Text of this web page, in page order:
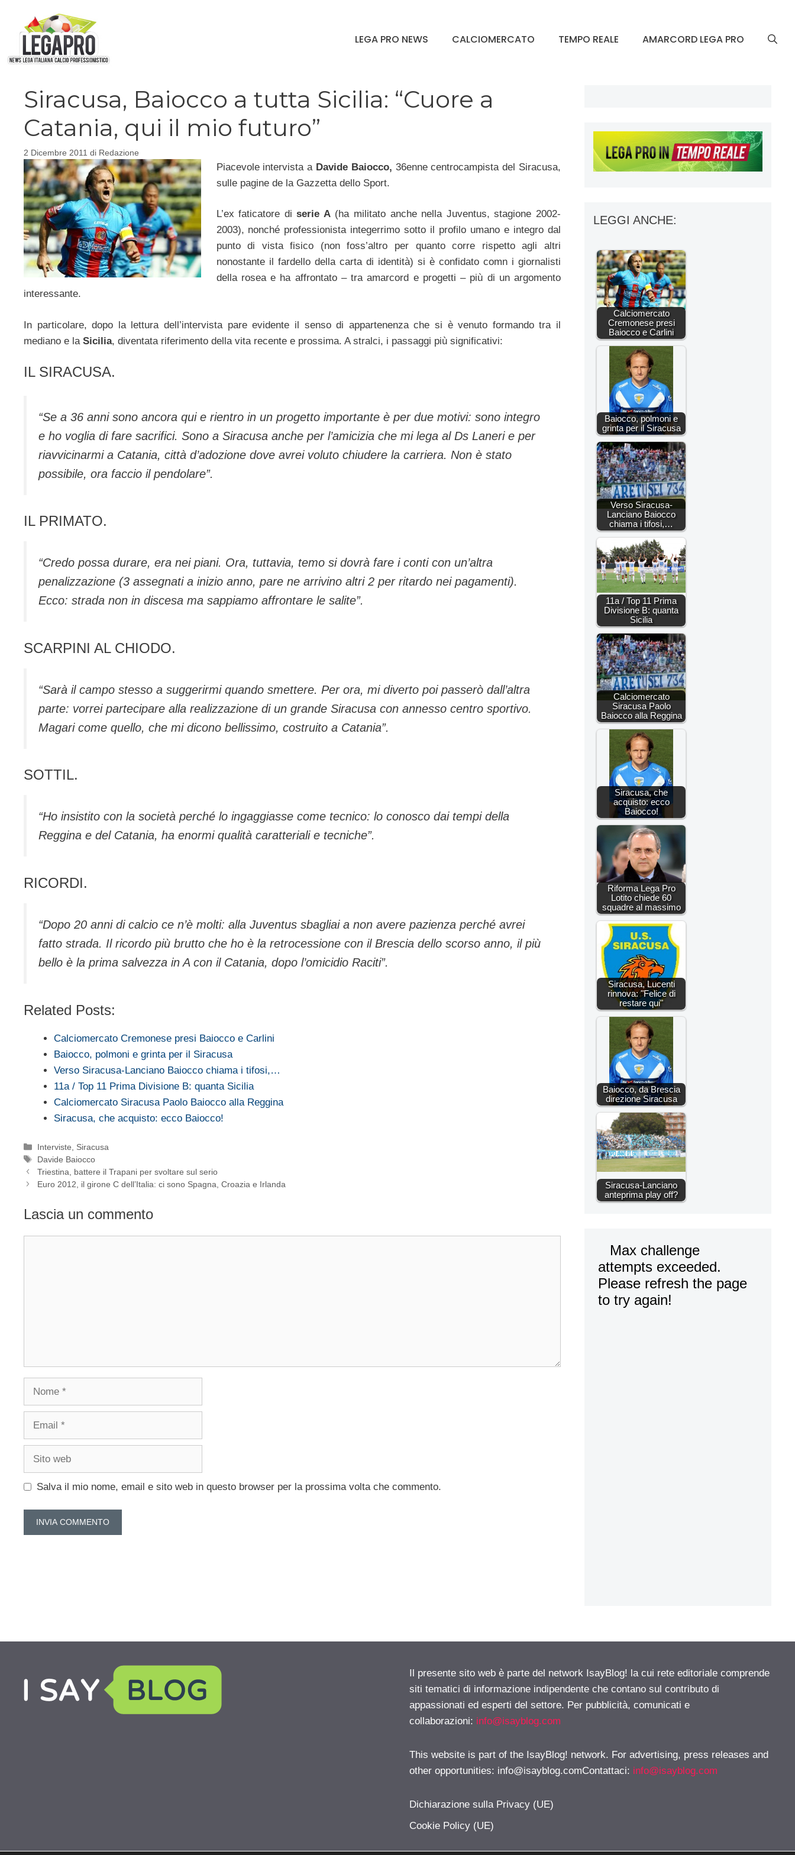
contenuto
LEGA PRO NEWS CALCIOMERCATO TEMPO REALE AMARCORD LEGA PRO
Siracusa, Baiocco a tutta Sicilia: “Cuore a
Catania, qui il mio futuro”
2 Dicembre 2011 di Redazione
Piacevole intervista a Davide Baiocco, 36enne centrocampista del Siracusa,
sulle pagine de la Gazzetta dello Sport.
L’ex faticatore diserie A(ha militato anche nella Juventus, stagione 2002-
2003), nonché professionista integerrimo sotto il profilo umano e integro dal
punto di vista fisico (non foss’altro per quanto corre rispetto agli altri
nonostante il fardello della carta di identità) si è confidato comn i giornalisti
della rosea e ha affrontato – tra amarcord e progetti – più di un argomento
interessante.
In particolare, dopo la lettura dell’intervista pare evidente il senso di appartenenza che si è venuto formando tra il
mediano e la Sicilia, diventata riferimento della vita recente e prossima. A stralci, i passaggi più significativi:
IL SIRACUSA.
“Se a 36 anni sono ancora qui e rientro in un progetto importante è per due motivi: sono integro
e ho voglia di fare sacrifici. Sono a Siracusa anche per l’amicizia che mi lega al Ds Laneri e per
riavvicinarmi a Catania, città d’adozione dove avrei voluto chiudere la carriera. Non è stato
possibile, ora faccio il pendolare”.
IL PRIMATO.
“Credo possa durare, era nei piani. Ora, tuttavia, temo si dovrà fare i conti con un’altra
penalizzazione (3 assegnati a inizio anno, pare ne arrivino altri 2 per ritardo nei pagamenti).
Ecco: strada non in discesa ma sappiamo affrontare le salite”.
SCARPINI AL CHIODO.
“Sarà il campo stesso a suggerirmi quando smettere. Per ora, mi diverto poi passerò dall’altra
parte: vorrei partecipare alla realizzazione di un grande Siracusa con annesso centro sportivo.
Magari come quello, che mi dicono bellissimo, costruito a Catania”.
SOTTIL.
“Ho insistito con la società perché lo ingaggiasse come tecnico: lo conosco dai tempi della
Reggina e del Catania, ha enormi qualità caratteriali e tecniche”.
RICORDI.
“Dopo 20 anni di calcio ce n’è molti: alla Juventus sbagliai a non avere pazienza perché avrei
fatto strada. Il ricordo più brutto che ho è la retrocessione con il Brescia dello scorso anno, il più
bello è la prima salvezza in A con il Catania, dopo l’omicidio Raciti”.
Related Posts:
Calciomercato Cremonese presi Baiocco e Carlini
Baiocco, polmoni e grinta per il Siracusa
Verso Siracusa-Lanciano Baiocco chiama i tifosi,…
11a / Top 11 Prima Divisione B: quanta Sicilia
Calciomercato Siracusa Paolo Baiocco alla Reggina
Siracusa, che acquisto: ecco Baiocco!
Categorie
Interviste
Siracusa
Tag
Davide Baiocco
Triestina, battere il Trapani per svoltare sul serio
Euro 2012, il girone C dell’Italia: ci sono Spagna, Croazia e Irlanda
Lascia un commento
Salva il mio nome, email e sito web in questo browser per la prossima volta che commento.
LEGGI ANCHE:
Calciomercato
Cremonese presi
Baiocco e Carlini
Baiocco, polmoni e
grinta per il Siracusa
Verso Siracusa-
Lanciano Baiocco
chiama i tifosi,…
11a / Top 11 Prima
Divisione B: quanta
Sicilia
Calciomercato
Siracusa Paolo
Baiocco alla Reggina
Siracusa, che
acquisto: ecco
Baiocco!
Riforma Lega Pro
Lotito chiede 60
squadre al massimo
Siracusa, Lucenti
rinnova: "Felice di
restare qui"
Baiocco, da Brescia
direzione Siracusa
Siracusa-Lanciano
anteprima play off?
Il presente sito web è parte del network IsayBlog! la cui rete editoriale comprende
siti tematici di informazione indipendente che contano sul contributo di
appassionati ed esperti del settore. Per pubblicità, comunicati e
collaborazioni: info@isayblog.com
This website is part of the IsayBlog! network. For advertising, press releases and
other opportunities: info@isayblog.comContattaci: info@isayblog.com
Dichiarazione sulla Privacy (UE)
Cookie Policy (UE)